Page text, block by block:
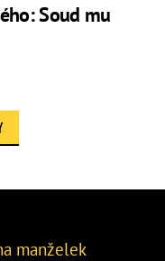
Soud mu
manželek